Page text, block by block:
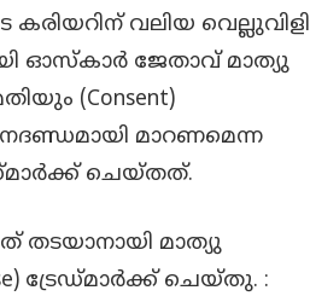
വലിയ വെല്ലുവിളി
ഓസ്കാർ ജേതാവ് മാത്യു
(Consent)
മാറണമെന്ന
ചെയ്തത്.
മാത്യു
ട്രേഡ്മാർക്ക് ചെയ്തു. :